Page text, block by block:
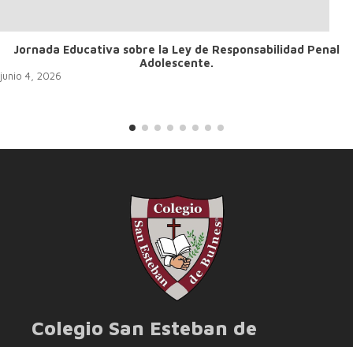
Jornada Educativa sobre la Ley de Responsabilidad Penal
Adolescente.
junio 4, 2026
Colegio San Esteban de